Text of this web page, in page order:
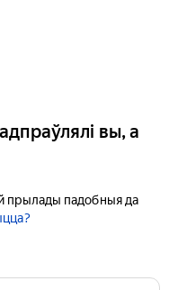
вы, а
прылады падобныя да